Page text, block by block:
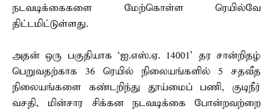
நடவடிக்கைகளை மேற்கொள்ள ரெயில்வே
திட்டமிட்டுள்ளது.
அதன் ஒரு பகுதியாக ‘ஐ.எஸ்.ஏ. 14001’ தர சான்றிதழ்
பெறுவதற்காக 36 ரெயில் நிலையங்களில் 5 சதவீத
நிலையங்களை கண்டறிந்து தூய்மைப் பணி, குடிநீர்
வசதி, மின்சார சிக்கன நடவடிக்கை போன்றவற்றை